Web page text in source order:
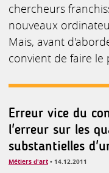
chercheurs
nouveaux
Mais, avant
convient de faire le
Erreur vice du
l'erreur sur les
substantielles
Métiers d'art • 14.12.2011